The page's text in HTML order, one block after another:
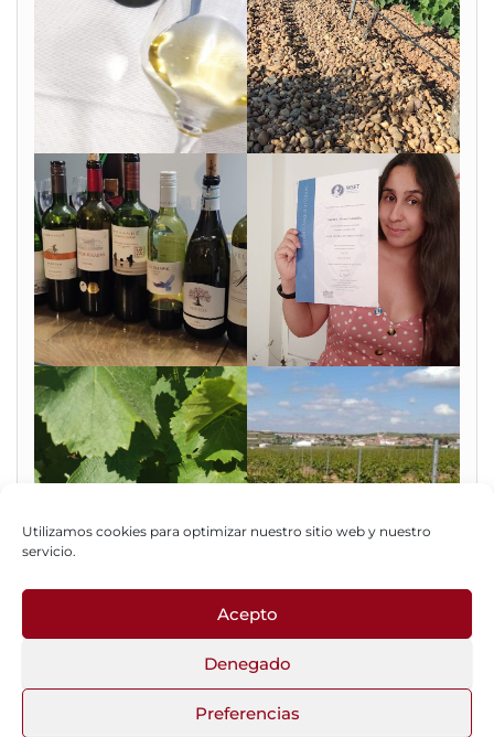
Utilizamos cookies para optimizar nuestro sitio web y nuestro
servicio.
Acepto
Denegado
Preferencias
Fotos del Blog